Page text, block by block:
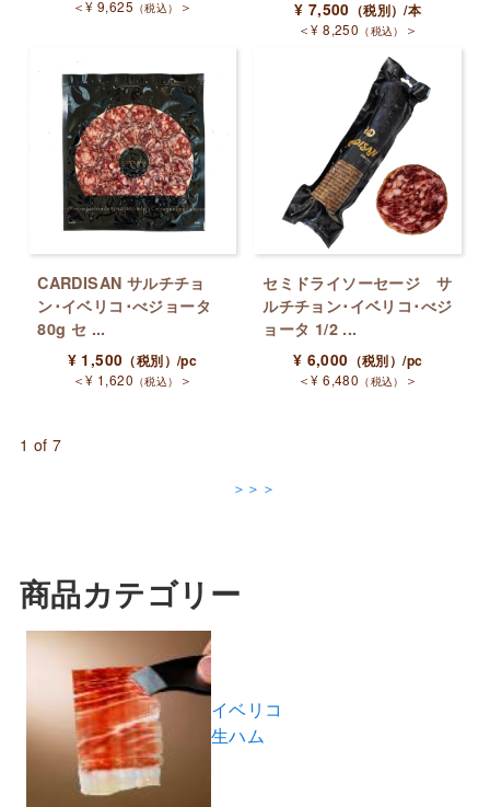
＜¥ 9,625 （税込） ＞ ¥ 7,500 （税別）/本
＜¥ 8,250 （税込） ＞
CARDISAN サルチチョ
ン･イベリコ･べジョータ
80g セ ...
¥ 1,500 （税別）/pc
＜¥ 1,620 （税込） ＞
セミドライソーセージ サ
ルチチョン･イベリコ･べジ
ョータ 1/2 ...
¥ 6,000 （税別）/pc
＜¥ 6,480 （税込） ＞
1 of 7
＞＞＞
商品カテゴリー
イベリコ
生ハム